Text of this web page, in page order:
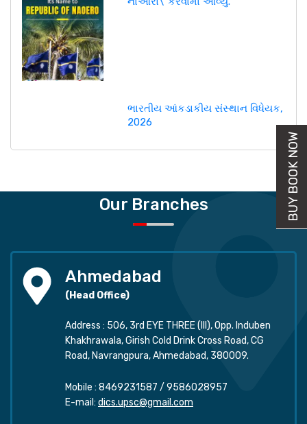
ભારતીય આંકડાકીય સંસ્થાન વિધેયક,
2026
Our Branches
Ahmedabad
(Head Office)
Address : 506, 3rd EYE THREE (III), Opp. Induben
Khakhrawala, Girish Cold Drink Cross Road, CG
Road, Navrangpura, Ahmedabad, 380009.
Mobile : 8469231587 / 9586028957
E-mail: dics.upsc@gmail.com
BUY BOOK NOW